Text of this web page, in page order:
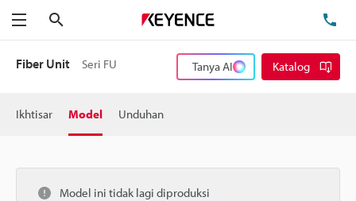
Menu
Fiber Unit Seri FU Tanya AI Katalog
Ikhtisar Model Unduhan
Model ini tidak lagi diproduksi